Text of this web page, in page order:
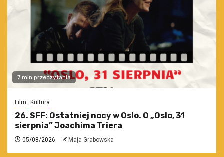
7 min przeczytania
Film Kultura
26. SFF: Ostatniej nocy w Oslo. O „Oslo, 31
sierpnia” Joachima Triera
05/08/2026 Maja Grabowska